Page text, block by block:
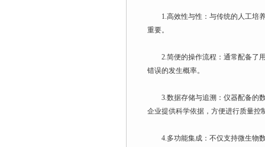
1.高效性与性：与传统的人工培养
重要。
2.简便的操作流程：通常配备了用
错误的发生概率。
3.数据存储与追溯：仪器配备的数
企业提供科学依据，方便进行质量控
4.多功能集成：不仅支持微生物数